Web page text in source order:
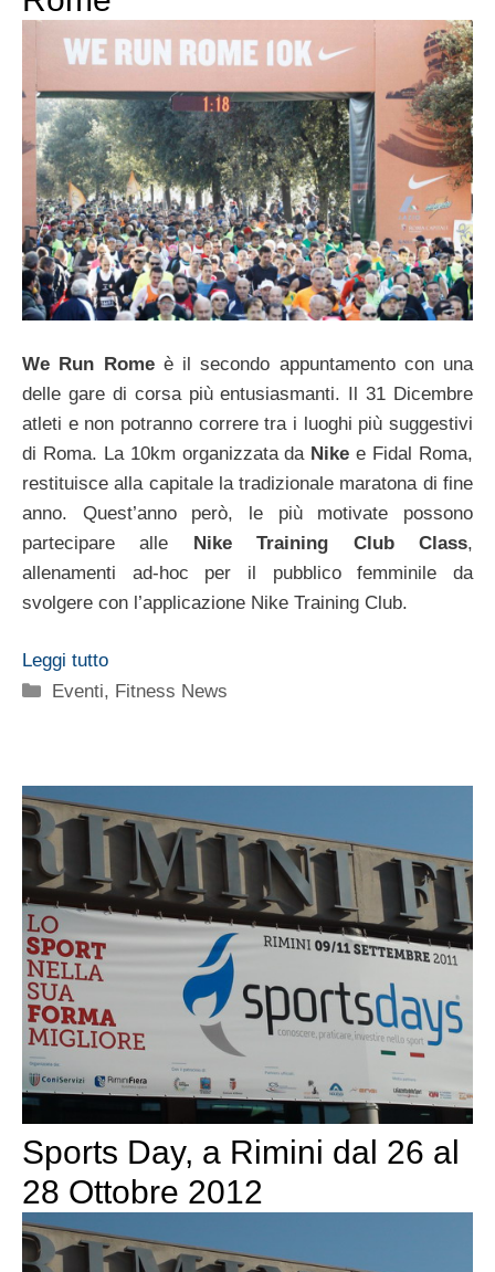
We Run Romeè il secondo appuntamento con una
delle gare di corsa più entusiasmanti. Il 31 Dicembre
atleti e non potranno correre tra i luoghi più suggestivi
di Roma. La 10km organizzata da Nike e Fidal Roma,
restituisce alla capitale la tradizionale maratona di fine
anno. Quest’anno però, le più motivate possono
partecipare alle Nike Training Club Class,
allenamenti ad-hoc per il pubblico femminile da
svolgere con l’applicazione Nike Training Club.
Leggi tutto
Categorie
Eventi, Fitness News
Sports Day, a Rimini dal 26 al
28 Ottobre 2012